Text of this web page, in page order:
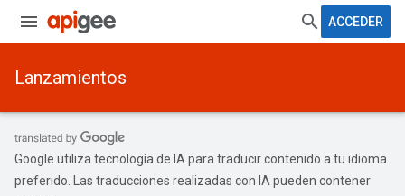
ACCEDER
Lanzamientos
Google utiliza tecnología de IA para traducir contenido a tu idioma
preferido. Las traducciones realizadas con IA pueden contener